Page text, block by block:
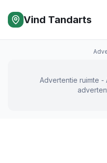
Vind Tandarts
Advertentie ruimte